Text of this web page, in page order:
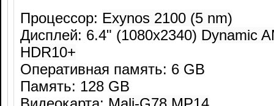
Процессор: Exynos 2100 (5 nm)
Дисплей: 6.4" (1080x2340) Dynamic
HDR10+
Оперативная память: 6 GB
Память: 128 GB